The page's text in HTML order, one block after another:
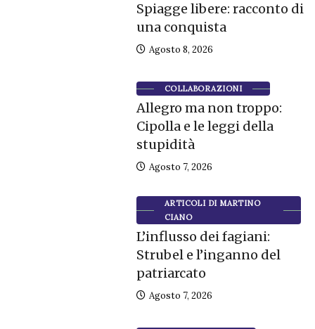
Spiagge libere: racconto di
una conquista
Agosto 8, 2026
COLLABORAZIONI
Allegro ma non troppo:
Cipolla e le leggi della
stupidità
Agosto 7, 2026
ARTICOLI DI MARTINO
CIANO
L’influsso dei fagiani:
Strubel e l’inganno del
patriarcato
Agosto 7, 2026